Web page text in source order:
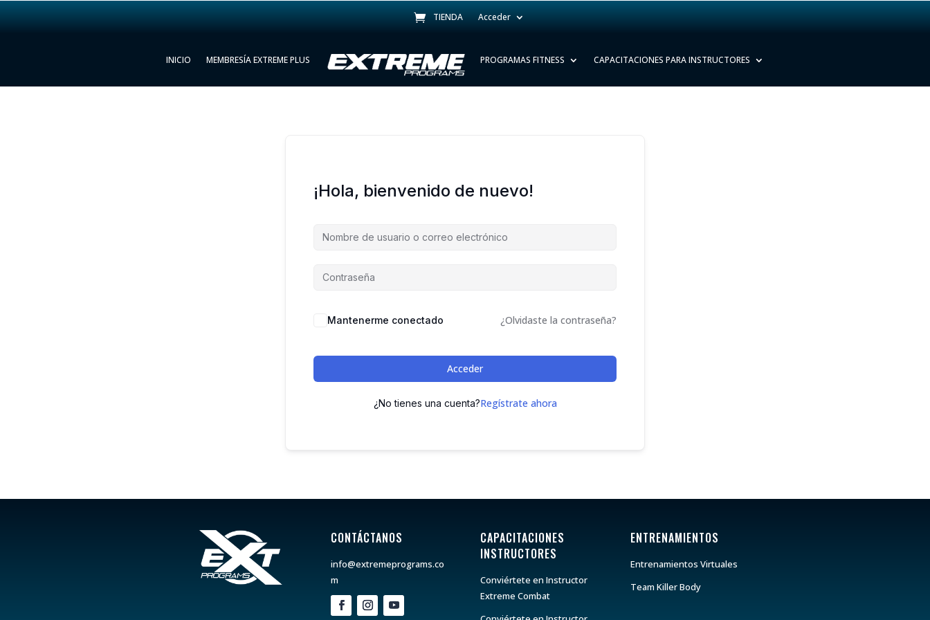
TIENDA Acceder
INICIO MEMBRESÍA EXTREME PLUS PROGRAMAS FITNESS CAPACITACIONES PARA INSTRUCTORES
¡Hola, bienvenido de nuevo!
Mantenerme conectado ¿Olvidaste la contraseña?
Acceder
¿No tienes una cuenta?Regístrate ahora
CONTÁCTANOS
info@extremeprograms.co
m
CAPACITACIONES
INSTRUCTORES
Conviértete en Instructor
Extreme Combat
ENTRENAMIENTOS
Entrenamientos Virtuales
Team Killer Body